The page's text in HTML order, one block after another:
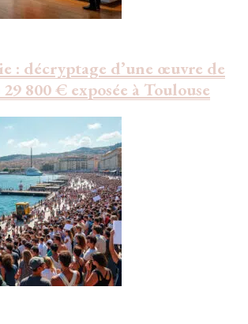
: décryptage d’une œuvre de
800 € exposée à Toulouse